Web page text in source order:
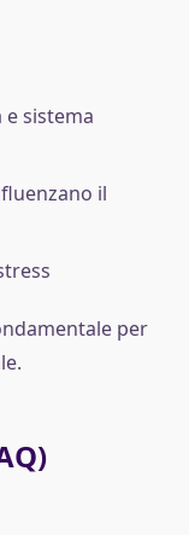
sistema
il
per